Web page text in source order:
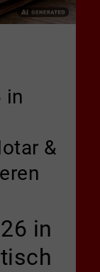
in
&
in